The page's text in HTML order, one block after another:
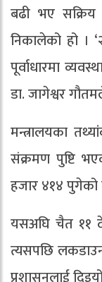
बढी भए सक्रिय
निकालेको हो ।
पूर्वाधारमा
डा. जागेश्वर
मन्त्रालयका
संक्रमण पुष्टि
हजार ४१४ पुगेको
यसअघि चैत ११
त्यसपछि लकडाउन